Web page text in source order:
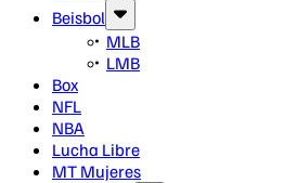
Beisbol
MLB
LMB
Box
NFL
NBA
Lucha Libre
MT Mujeres